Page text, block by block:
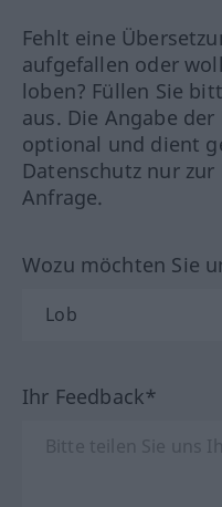
Fehlt eine
aufgefallen oder
loben? Füllen Sie
aus. Die Angabe
optional und dient
Datenschutz nur
Anfrage.
Wozu möchten Sie
Ihr Feedback*